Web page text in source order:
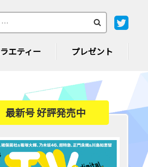
エティー プレゼント
最新号 好評発売中